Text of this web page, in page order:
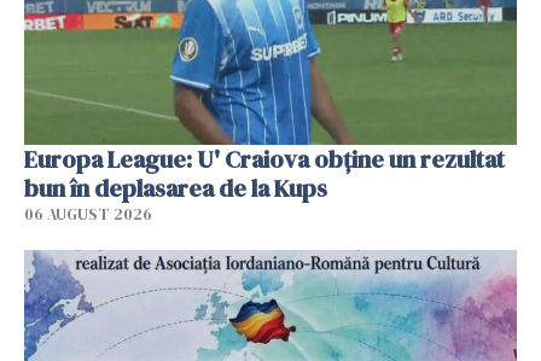
Europa League: U' Craiova obține un rezultat
bun în deplasarea de la Kups
06 AUGUST 2026